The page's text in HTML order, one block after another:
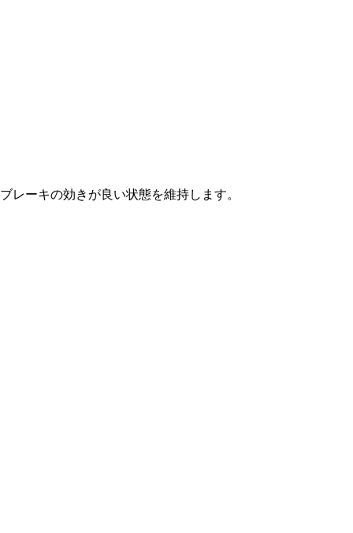
レーキの効きが良い状態を維持します。